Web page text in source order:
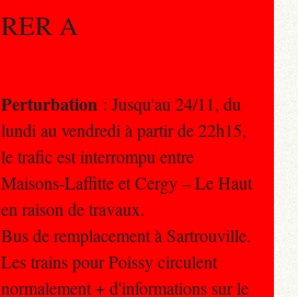
RER A
Perturbation : Jusqu'au 24/11, du
lundi au vendredi à partir de 22h15,
le trafic est interrompu entre
Maisons-Laffitte et Cergy – Le Haut
en raison de travaux.
Bus de remplacement à Sartrouville.
Les trains pour Poissy circulent
normalement + d'informations sur le